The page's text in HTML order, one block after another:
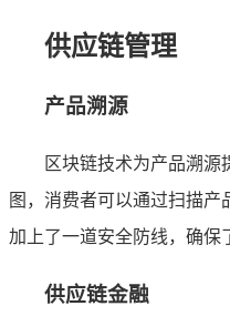
供应链管理
产品溯源
区块链技术为产品溯
图，消费者可以通过扫描
加上了一道安全防线，确保
供应链金融